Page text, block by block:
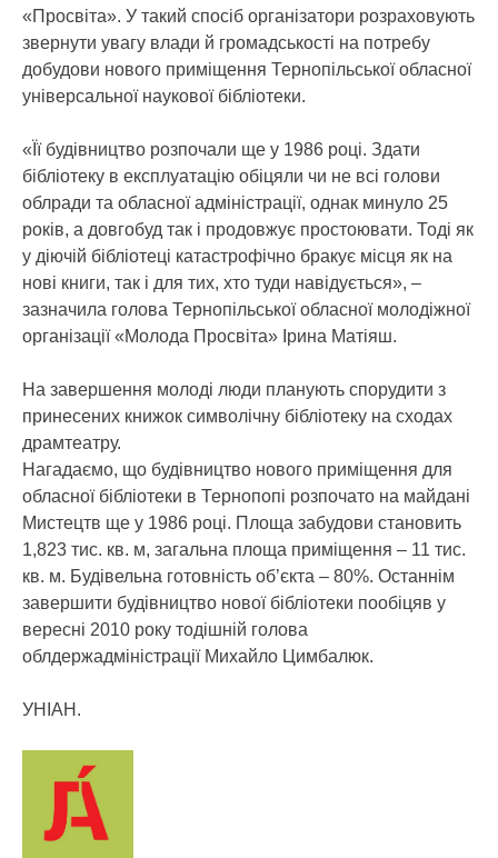
«Просвіта». У такий спосіб організатори розраховують
звернути увагу влади й громадськості на потребу
добудови нового приміщення Тернопільської обласної
універсальної наукової бібліотеки.
«Її будівництво розпочали ще у 1986 році. Здати
бібліотеку в експлуатацію обіцяли чи не всі голови
облради та обласної адміністрації, однак минуло 25
років, а довгобуд так і продовжує простоювати. Тоді як
у діючій бібліотеці катастрофічно бракує місця як на
нові книги, так і для тих, хто туди навідується», –
зазначила голова Тернопільської обласної молодіжної
організації «Молода Просвіта» Ірина Матіяш.
На завершення молоді люди планують спорудити з
принесених книжок символічну бібліотеку на сходах
драмтеатру.
Нагадаємо, що будівництво нового приміщення для
обласної бібліотеки в Тернопопі розпочато на майдані
Мистецтв ще у 1986 році. Площа забудови становить
1,823 тис. кв. м, загальна площа приміщення – 11 тис.
кв. м. Будівельна готовність об’єкта – 80%. Останнім
завершити будівництво нової бібліотеки пообіцяв у
вересні 2010 року тодішній голова
облдержадміністрації Михайло Цимбалюк.
УНІАН.